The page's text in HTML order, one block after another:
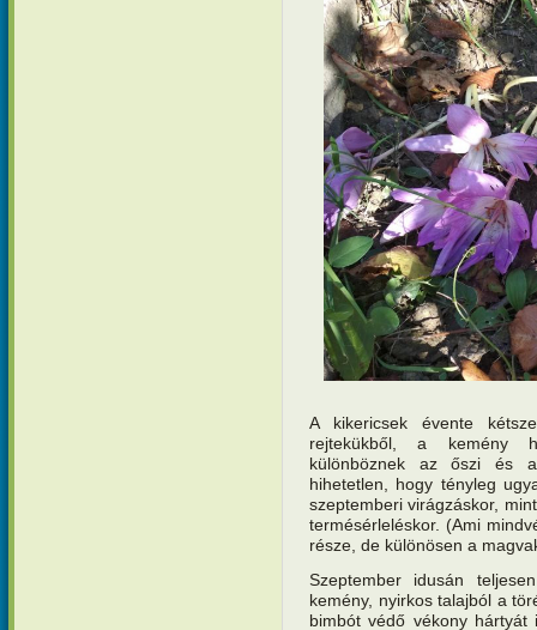
A kikericsek évente
rejtekükből, a kemény
különböznek az őszi és
hihetetlen, hogy tényleg
szeptemberi virágzáskor,
termésérleléskor. (Ami
része, de különösen a
Szeptember idusán
kemény, nyirkos talajból a
bimbót védő vékony